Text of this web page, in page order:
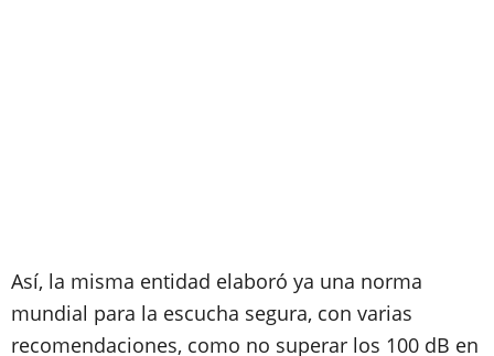
Así, la misma entidad elaboró ya una norma
mundial para la escucha segura, con varias
recomendaciones, como no superar los 100 dB en